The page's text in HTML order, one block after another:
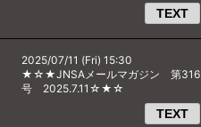
TEXT
2025/07/11 (Fri) 15:30
★☆★JNSAメールマガジン 第316
号 2025.7.11☆★☆
TEXT